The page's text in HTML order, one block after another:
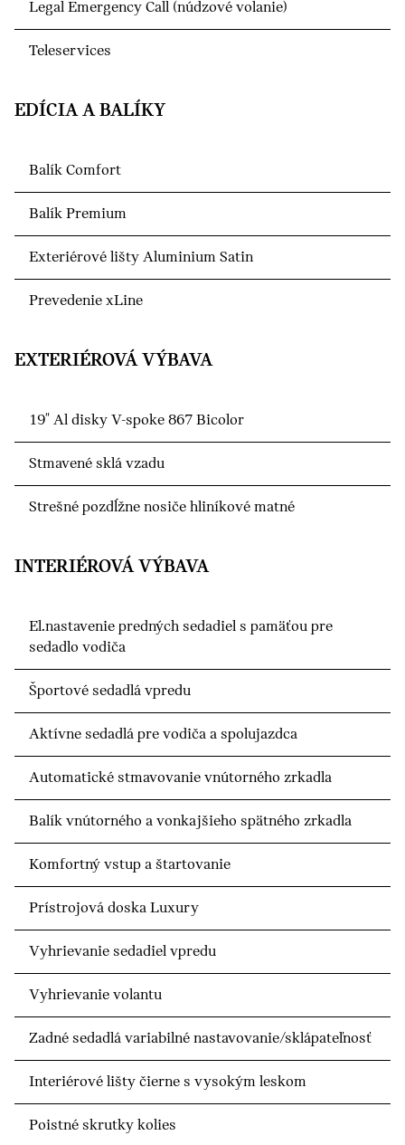
Legal Emergency Call (núdzové volanie)
Teleservices
EDÍCIA A BALÍKY
Balík Comfort
Balík Premium
Exteriérové lišty Aluminium Satin
Prevedenie xLine
EXTERIÉROVÁ VÝBAVA
19" Al disky V-spoke 867 Bicolor
Stmavené sklá vzadu
Strešné pozdĺžne nosiče hliníkové matné
INTERIÉROVÁ VÝBAVA
El.nastavenie predných sedadiel s pamäťou pre
sedadlo vodiča
Športové sedadlá vpredu
Aktívne sedadlá pre vodiča a spolujazdca
Automatické stmavovanie vnútorného zrkadla
Balík vnútorného a vonkajšieho spätného zrkadla
Komfortný vstup a štartovanie
Prístrojová doska Luxury
Vyhrievanie sedadiel vpredu
Vyhrievanie volantu
Zadné sedadlá variabilné nastavovanie/sklápateľnosť
Interiérové lišty čierne s vysokým leskom
Poistné skrutky kolies